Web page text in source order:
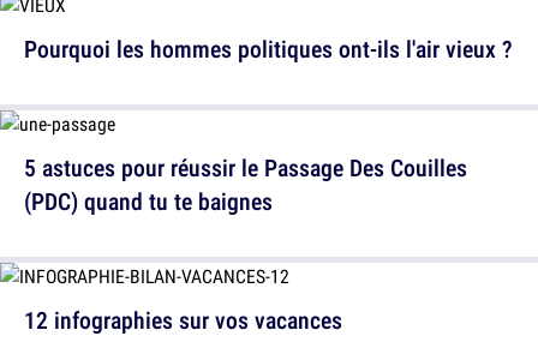
Pourquoi les hommes politiques ont-ils l'air vieux ?
12 infographies sur vos vacances
5 astuces pour réussir le Passage Des Couilles
(PDC) quand tu te baignes